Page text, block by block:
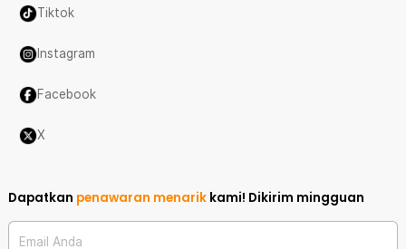
Tiktok
Instagram
Facebook
X
Dapatkan penawaran menarik kami! Dikirim mingguan
Email Anda